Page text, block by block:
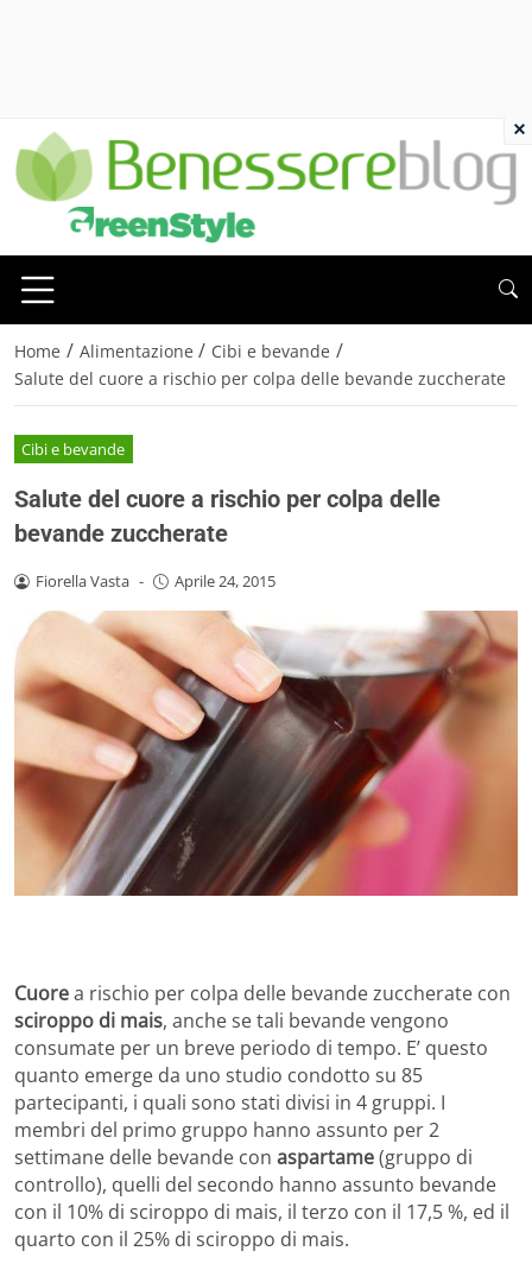
Home / Alimentazione / Cibi e bevande /
Salute del cuore a rischio per colpa delle bevande zuccherate
Cibi e bevande
Salute del cuore a rischio per colpa delle
bevande zuccherate
Fiorella Vasta - Aprile 24, 2015
Cuorea rischio per colpa delle bevande zuccherate con
sciroppo di mais, anche se tali bevande vengono
consumate per un breve periodo di tempo. E’ questo
quanto emerge da uno studio condotto su 85
partecipanti, i quali sono stati divisi in 4 gruppi. I
membri del primo gruppo hanno assunto per 2
settimane delle bevande con aspartame(gruppo di
controllo), quelli del secondo hanno assunto bevande
con il 10% di sciroppo di mais, il terzo con il 17,5 %, ed il
quarto con il 25% di sciroppo di mais.
×